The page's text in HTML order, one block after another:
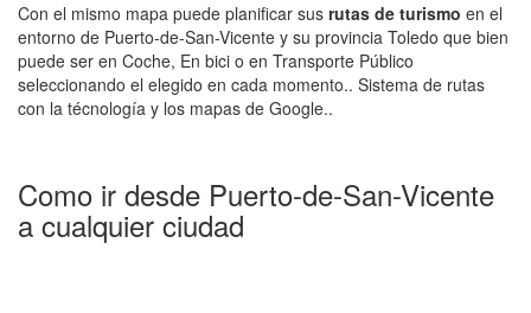
Con el mismo mapa puede planificar sus rutas de turismo en el
entorno de Puerto-de-San-Vicente y su provincia Toledo que bien
puede ser en Coche, En bici o en Transporte Público
seleccionando el elegido en cada momento.. Sistema de rutas
con la técnología y los mapas de Google..
Como ir desde Puerto-de-San-Vicente
a cualquier ciudad